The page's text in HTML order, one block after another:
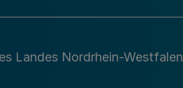
Landes Nordrhein-Westfalen